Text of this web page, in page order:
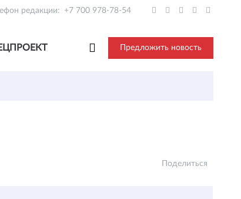
редакции: +7 700 978-78-54
Предложить новость
Поделиться